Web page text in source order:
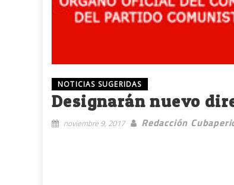
NOTICIAS SUGERIDAS
Designarán nuevo
noviembre 9, 2017 Redacción